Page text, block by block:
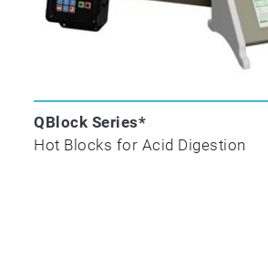
QBlock Series*
Hot Blocks for Acid Digestion